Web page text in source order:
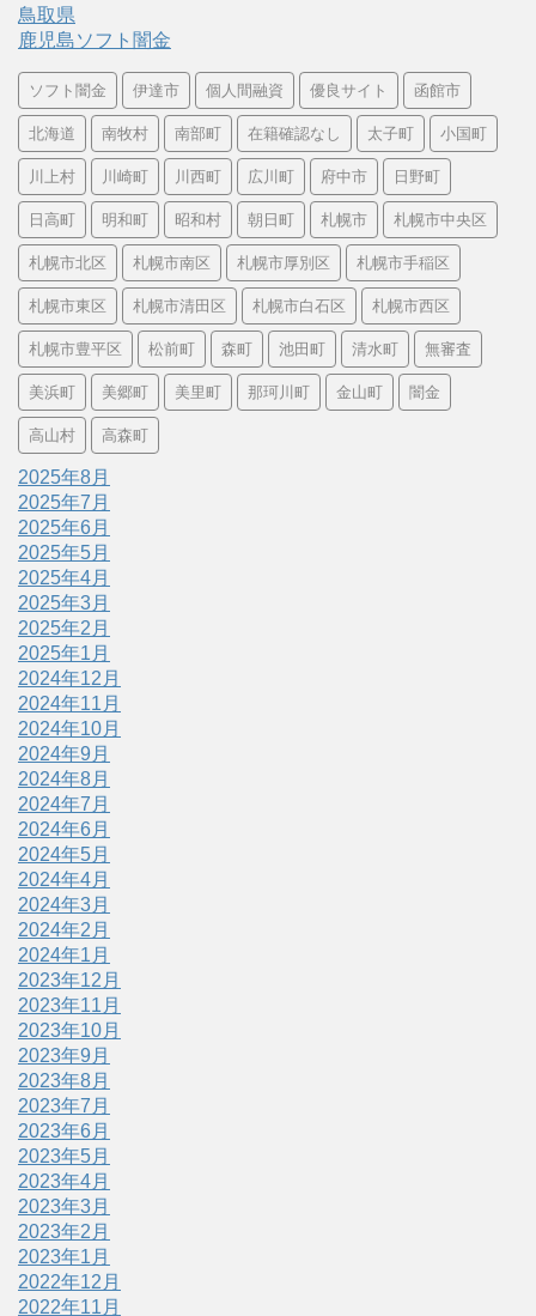
鳥取県
鹿児島ソフト闇金
ソフト闇金 伊達市 個人間融資 優良サイト 函館市
北海道 南牧村 南部町 在籍確認なし 太子町 小国町
川上村 川崎町 川西町 広川町 府中市 日野町
日高町 明和町 昭和村 朝日町 札幌市 札幌市中央区
札幌市北区 札幌市南区 札幌市厚別区 札幌市手稲区
札幌市東区 札幌市清田区 札幌市白石区 札幌市西区
札幌市豊平区 松前町 森町 池田町 清水町 無審査
美浜町 美郷町 美里町 那珂川町 金山町 闇金
高山村 高森町
2025年8月
2025年7月
2025年6月
2025年5月
2025年4月
2025年3月
2025年2月
2025年1月
2024年12月
2024年11月
2024年10月
2024年9月
2024年8月
2024年7月
2024年6月
2024年5月
2024年4月
2024年3月
2024年2月
2024年1月
2023年12月
2023年11月
2023年10月
2023年9月
2023年8月
2023年7月
2023年6月
2023年5月
2023年4月
2023年3月
2023年2月
2023年1月
2022年12月
2022年11月